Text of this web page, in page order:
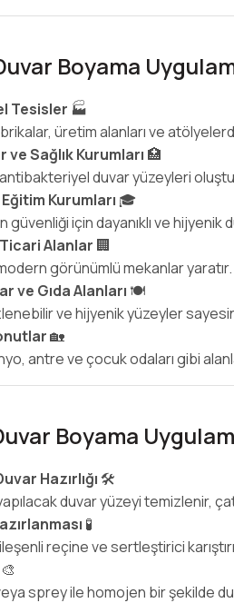
Boyama
Tesisler 🏭
üretim alanları ve
Sağlık Kurumları 🏥
duvar yüzeyleri
Kurumları 🎓
güvenliği için dayanıklı ve hijyenik
Alanlar 🏢
görünümlü mekanlar
ve Gıda Alanları 🍽️
ve hijyenik yüzeyler
🏡
antre ve çocuk odaları gibi
Boyama
Hazırlığı🛠️
duvar yüzeyi temizlenir,
🧪
reçine ve sertleştirici
🎨
sprey ile homojen bir şekilde